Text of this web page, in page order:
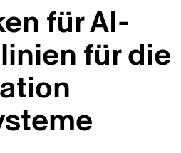
für AI-
für die